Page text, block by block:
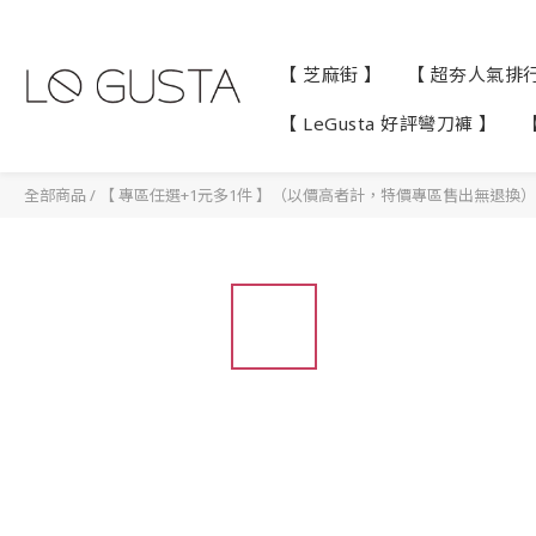
【 芝麻街 】 【 超夯人氣排
【 LeGusta 好評彎刀褲 】
全部商品 / 【 專區任選+1元多1件 】（以價高者計，特價專區售出無退換）